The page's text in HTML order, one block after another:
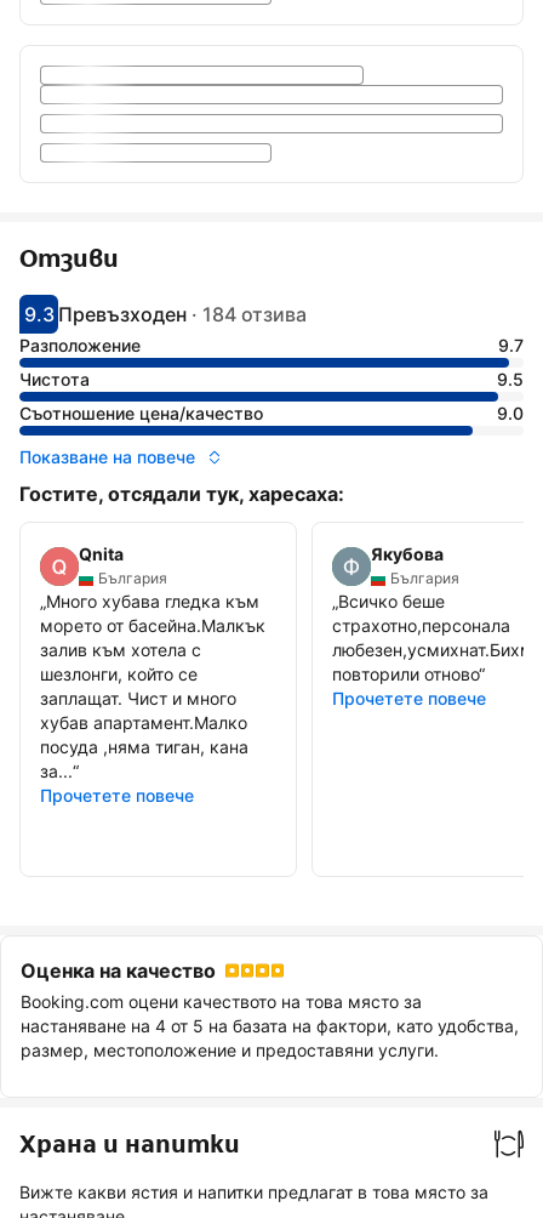
Отзиви
С оценка: 9.3
9.3
Оценено като: фантастично
Превъзходен · 184 отзива
Разположение
9.7
Чистота
9.5
Съотношение цена/качество
9.0
Показване на повече
Гостите, отсядали тук, харесаха:
Qnita
България
„Много хубава гледка към
морето от басейна.Малкък
залив към хотела с
шезлонги, който се
заплащат. Чист и много
хубав апартамент.Малко
посуда ,няма тиган, кана
за...“
Прочетете повече
Якубова
България
„Всичко беше
страхотно,персонала
любезен,усмихнат.Бихме
повторили отново“
Прочетете повече
Оценка на качество
Booking.com оцени качеството на това място за
настаняване на 4 от 5 на базата на фактори, като удобства,
размер, местоположение и предоставяни услуги.
Храна и напитки
Вижте какви ястия и напитки предлагат в това място за